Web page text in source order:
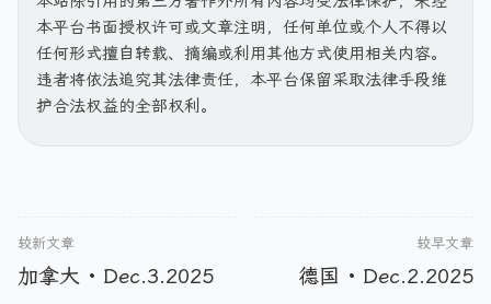
本平台书面授权许可或文章注明，任何单位或个人不得以
任何形式擅自转载、摘编或利用其他方式使用相关内容。
违者将依法追究其法律责任，本平台保留采取法律手段维
护合法权益的全部权利。
较新文章
加拿大 · Dec.3.2025
较早文章
德国 · Dec.2.2025